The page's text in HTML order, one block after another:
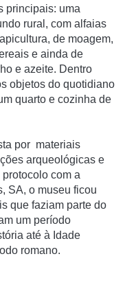
principais: uma
rural, com alfaias
de moagem,
e ainda de
e azeite. Dentro
objetos do quotidiano
quarto e cozinha de
por materiais
arqueológicas e
com a
SA, o museu ficou
que faziam parte do
um período
até à Idade
romano.